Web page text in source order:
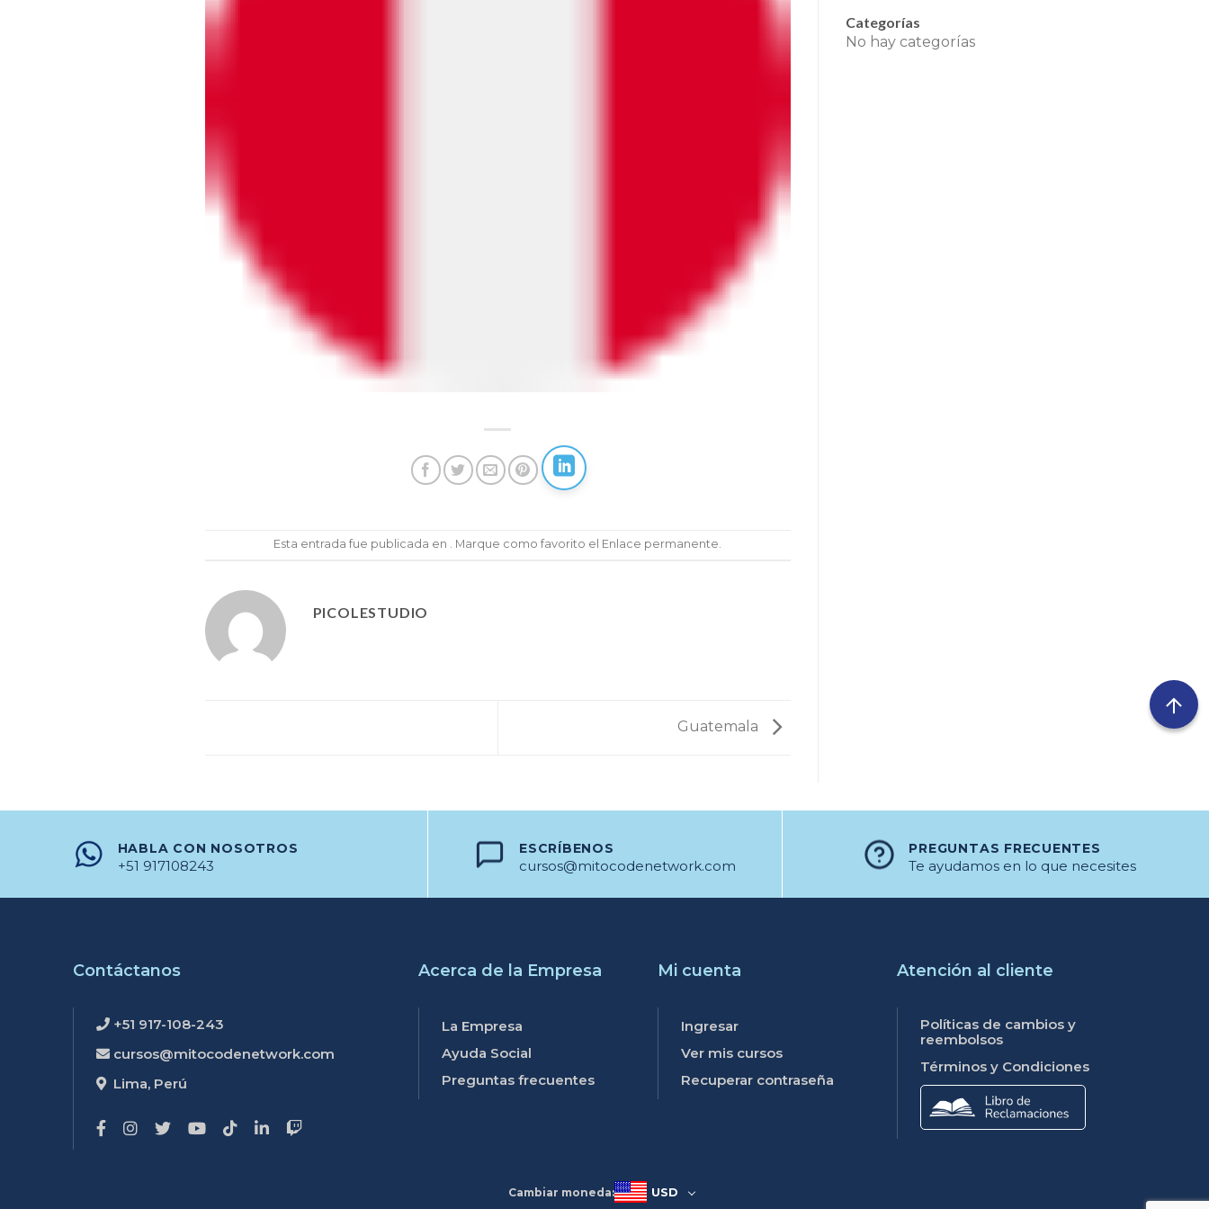
Esta entrada fue publicada en . Marque como favorito el Enlace permanente
PICOLESTUDIO
Guatemala
Categorías
No hay categorías
HABLA CON NOSOTROS
+51 917108243
ESCRÍBENOS
cursos@mitocodenetwork.com
PREGUNTAS FRECUENTES
Te ayudamos en lo que necesites
Contáctanos
+51 917-108-243
cursos@mitocodenetwork.com
Lima, Perú
Acerca de la Empresa
La Empresa
Ayuda Social
Preguntas frecuentes
Mi cuenta
Ingresar
Ver mis cursos
Recuperar contraseña
Atención al cliente
Políticas de cambios y
reembolsos
Términos y Condiciones
Libro de reclamaciones
Cambiar moneda: USD